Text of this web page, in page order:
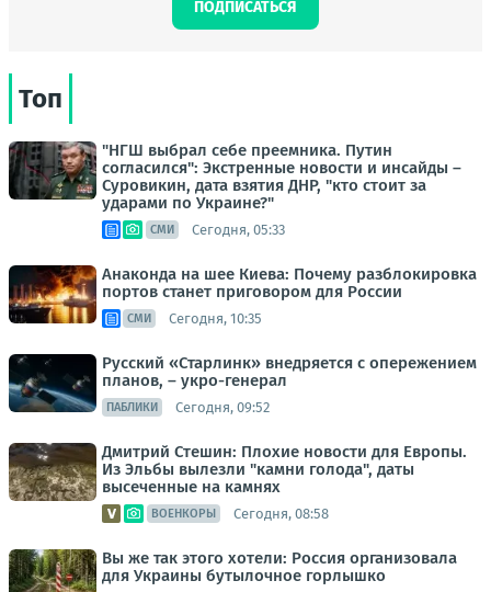
ПОДПИСАТЬСЯ
Топ
"НГШ выбрал себе преемника. Путин
согласился": Экстренные новости и инсайды –
Суровикин, дата взятия ДНР, "кто стоит за
ударами по Украине?"
СМИ Сегодня, 05:33
Анаконда на шее Киева: Почему разблокировка
портов станет приговором для России
СМИ Сегодня, 10:35
Русский «Старлинк» внедряется с опережением
планов, – укро-генерал
ПАБЛИКИ Сегодня, 09:52
Дмитрий Стешин: Плохие новости для Европы.
Из Эльбы вылезли "камни голода", даты
высеченные на камнях
ВОЕНКОРЫ Сегодня, 08:58
Вы же так этого хотели: Россия организовала
для Украины бутылочное горлышко